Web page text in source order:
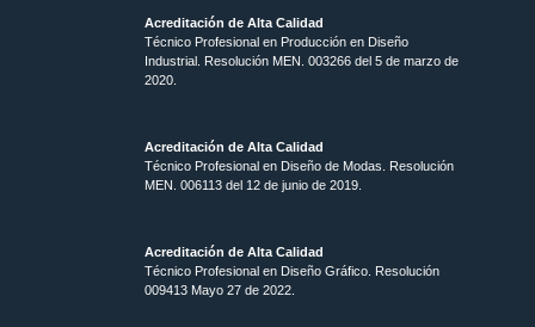
Acreditación de Alta Calidad
Técnico Profesional en Producción en Diseño
Industrial. Resolución MEN. 003266 del 5 de marzo de
2020.
Acreditación de Alta Calidad
Técnico Profesional en Diseño de Modas. Resolución
MEN. 006113 del 12 de junio de 2019.
Acreditación de Alta Calidad
Técnico Profesional en Diseño Gráfico. Resolución
009413 Mayo 27 de 2022.